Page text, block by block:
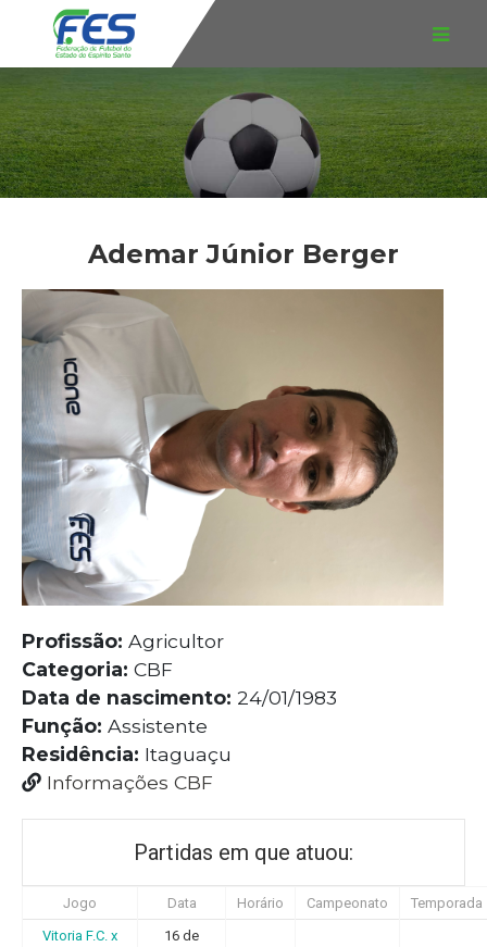
Ademar Júnior Berger
Profissão: Agricultor
Categoria: CBF
Data de nascimento: 24/01/1983
Função: Assistente
Residência: Itaguaçu
Informações CBF
Partidas em que atuou:
Jogo Data Horário Campeonato
Temporada
Vitoria F.C. x
16 de